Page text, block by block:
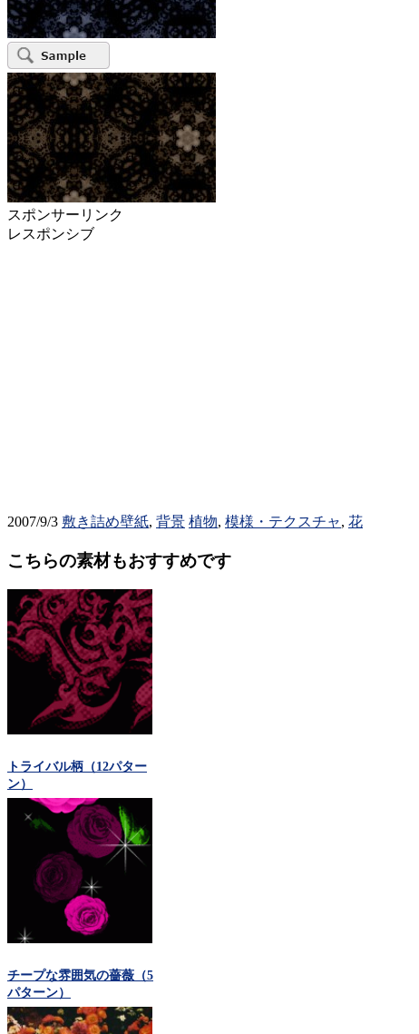
スポンサーリンク
レスポンシブ
2007/9/3 敷き詰め壁紙, 背景 植物, 模様・テクスチャ, 花
こちらの素材もおすすめです
トライバル柄（12パター
ン）
チープな雰囲気の薔薇（5
パターン）